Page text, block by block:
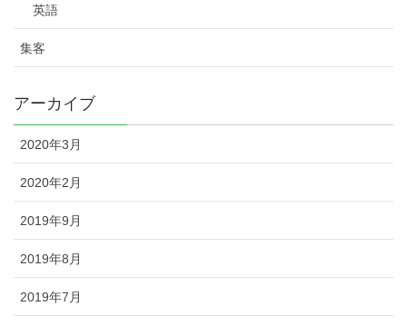
英語
集客
アーカイブ
2020年3月
2020年2月
2019年9月
2019年8月
2019年7月